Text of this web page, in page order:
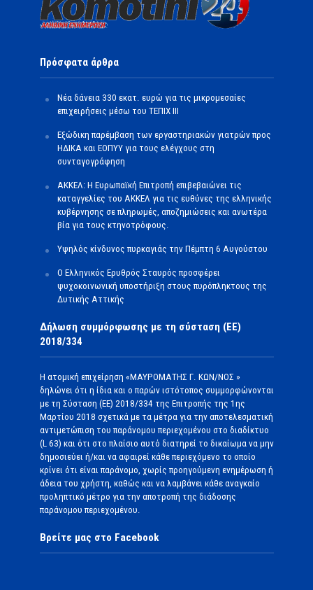
Πρόσφατα άρθρα
Νέα δάνεια 330 εκατ. ευρώ για τις μικρομεσαίες
επιχειρήσεις μέσω του ΤΕΠΙΧ ΙΙΙ
Εξώδικη παρέμβαση των εργαστηριακών γιατρών προς
ΗΔΙΚΑ και ΕΟΠΥΥ για τους ελέγχους στη
συνταγογράφηση
ΑΚΚΕΛ: Η Ευρωπαϊκή Επιτροπή επιβεβαιώνει τις
καταγγελίες του ΑΚΚΕΛ για τις ευθύνες της ελληνικής
κυβέρνησης σε πληρωμές, αποζημιώσεις και ανωτέρα
βία για τους κτηνοτρόφους.
Υψηλός κίνδυνος πυρκαγιάς την Πέμπτη 6 Αυγούστου
Ο Ελληνικός Ερυθρός Σταυρός προσφέρει
ψυχοκοινωνική υποστήριξη στους πυρόπληκτους της
Δυτικής Αττικής
Δήλωση συμμόρφωσης με τη σύσταση (ΕΕ)
2018/334
Η ατομική επιχείρηση «ΜΑΥΡΟΜΑΤΗΣ Γ. ΚΩΝ/ΝΟΣ »
δηλώνει ότι η ίδια και ο παρών ιστότοπος συμμορφώνονται
με τη Σύσταση (ΕΕ) 2018/334 της Επιτροπής της 1ης
Μαρτίου 2018 σχετικά με τα μέτρα για την αποτελεσματική
αντιμετώπιση του παράνομου περιεχομένου στο διαδίκτυο
(L 63) και ότι στο πλαίσιο αυτό διατηρεί το δικαίωμα να μην
δημοσιεύει ή/και να αφαιρεί κάθε περιεχόμενο το οποίο
κρίνει ότι είναι παράνομο, χωρίς προηγούμενη ενημέρωση ή
άδεια του χρήστη, καθώς και να λαμβάνει κάθε αναγκαίο
προληπτικό μέτρο για την αποτροπή της διάδοσης
παράνομου περιεχομένου.
Βρείτε μας στο Facebook